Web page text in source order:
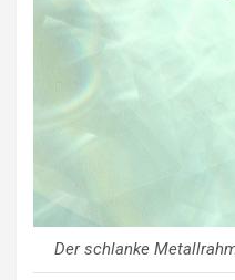
Der schlanke